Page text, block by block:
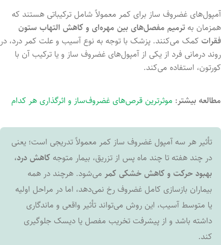
آمپول‌های غضروف ساز برای کمر معمولاً شامل ترکیباتی هستند که
همزمان بهترمیم مفصل‌های بین مهره‌ای و کاهش التهاب ستون
فقرات کمک می‌کنند. پزشک با توجه به نوع آسیب و علت کمر درد، در
روند درمانی فرد از یکی از آمپول‌های غضروف ساز و یا ترکیب آن با
کورتون، استفاده می‌کند.
مطالعه بیشتر: موثرترین قرص‌های غضروف‌ساز و اثرگذاری هر کدام
تأثیر هر سه آمپول غضروف ساز کمر معمولاً تدریجی است؛ یعنی
در چند هفته تا چند ماه پس از تزریق، بیمار متوجه کاهش درد،
بهبود حرکت و کاهش خشکی کمر می‌شود. هرچند در همه
بیماران بازسازی کامل غضروف رخ نمی‌دهد، اما در مراحل اولیه
یا متوسط آسیب، این روش می‌تواند تأثیر واقعی و ماندگاری
داشته باشد و از پیشرفت تخریب مفصل یا دیسک جلوگیری
کند.